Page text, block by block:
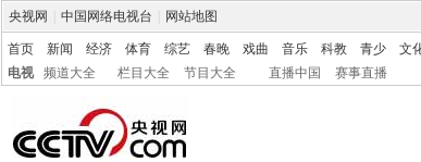
央视网 中国网络电视台 网站地图
首页 新闻 经济 体育 综艺 春晚 戏曲 音乐 科教 青少 文
电视
频道大全 栏目大全 节目大全 直播中国 赛事直播